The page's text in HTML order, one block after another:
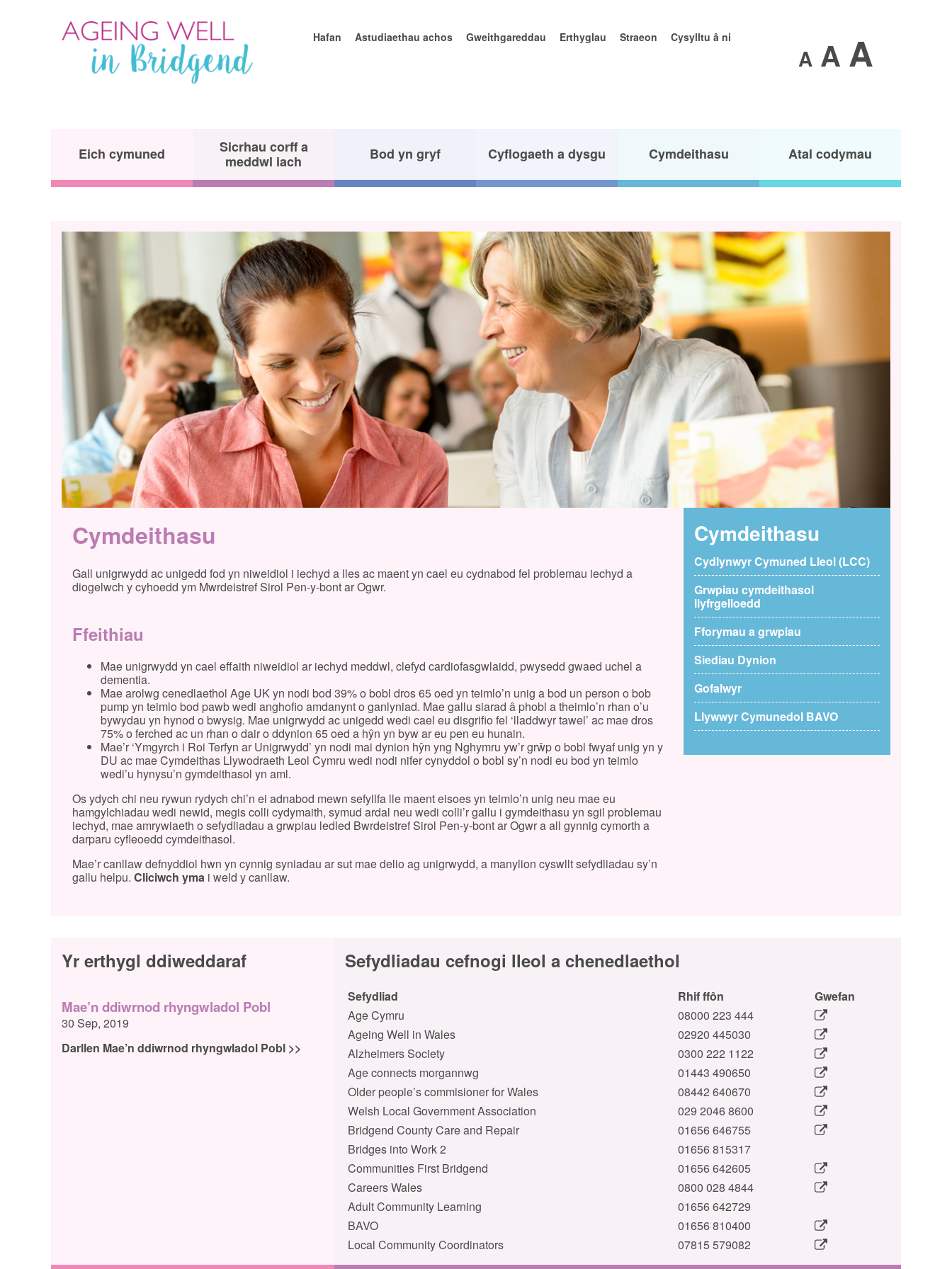
Hafan Astudiaethau achos Gweithgareddau Erthyglau Straeon Cysylltu â ni
A A A
Eich cymuned
Sicrhau corff a
meddwl iach
Bod yn gryf Cyflogaeth a dysgu Cymdeithasu Atal codymau
Cymdeithasu
Gall unigrwydd ac unigedd fod yn niweidiol i iechyd a lles ac maent yn cael eu cydnabod fel problemau iechyd a
diogelwch y cyhoedd ym Mwrdeistref Sirol Pen-y-bont ar Ogwr.
Ffeithiau
Mae unigrwydd yn cael effaith niweidiol ar iechyd meddwl, clefyd cardiofasgwlaidd, pwysedd gwaed uchel a
dementia.
Mae arolwg cenedlaethol Age UK yn nodi bod 39% o bobl dros 65 oed yn teimlo’n unig a bod un person o bob
pump yn teimlo bod pawb wedi anghofio amdanynt o ganlyniad. Mae gallu siarad â phobl a theimlo’n rhan o’u
bywydau yn hynod o bwysig. Mae unigrwydd ac unigedd wedi cael eu disgrifio fel ‘lladdwyr tawel’ ac mae dros
75% o ferched ac un rhan o dair o ddynion 65 oed a hŷn yn byw ar eu pen eu hunain.
Mae’r ‘Ymgyrch i Roi Terfyn ar Unigrwydd’ yn nodi mai dynion hŷn yng Nghymru yw’r grŵp o bobl fwyaf unig yn y
DU ac mae Cymdeithas Llywodraeth Leol Cymru wedi nodi nifer cynyddol o bobl sy’n nodi eu bod yn teimlo
wedi’u hynysu’n gymdeithasol yn aml.
Os ydych chi neu rywun rydych chi’n ei adnabod mewn sefyllfa lle maent eisoes yn teimlo’n unig neu mae eu
hamgylchiadau wedi newid, megis colli cydymaith, symud ardal neu wedi colli’r gallu i gymdeithasu yn sgil problemau
iechyd, mae amrywiaeth o sefydliadau a grwpiau ledled Bwrdeistref Sirol Pen-y-bont ar Ogwr a all gynnig cymorth a
darparu cyfleoedd cymdeithasol.
Mae’r canllaw defnyddiol hwn yn cynnig syniadau ar sut mae delio ag unigrwydd, a manylion cyswllt sefydliadau sy’n
gallu helpu. Cliciwch yma i weld y canllaw.
Cymdeithasu
Cydlynwyr Cymuned Lleol (LCC)
Grwpiau cymdeithasol
llyfrgelloedd
Fforymau a grwpiau
Siediau Dynion
Gofalwyr
Llywwyr Cymunedol BAVO
Yr erthygl ddiweddaraf
Mae’n ddiwrnod rhyngwladol Pobl
30 Sep, 2019
Darllen Mae’n ddiwrnod rhyngwladol Pobl >>
Sefydliadau cefnogi lleol a chenedlaethol
Sefydliad Rhif ffôn
Gwefan
Age Cymru
08000 223 444
Ageing Well in Wales
02920 445030
Alzheimers Society
0300 222 1122
Age connects morgannwg
01443 490650
Older people’s commisioner for Wales
08442 640670
Welsh Local Government Association
029 2046 8600
Bridgend County Care and Repair
01656 646755
Bridges into Work 2
01656 815317
Communities First Bridgend
01656 642605
Careers Wales
0800 028 4844
Adult Community Learning
01656 642729
BAVO
01656 810400
Local Community Coordinators
07815 579082